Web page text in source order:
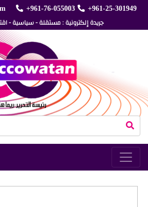
+961-76-055003 +961-25-301949
جريدة إلكترونية : مستقلة - سياسية -